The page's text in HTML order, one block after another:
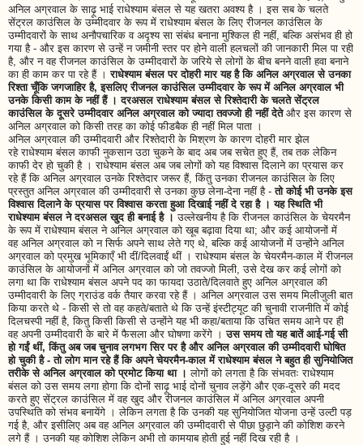
अनिल अग्रवाल के साढ़ू भाई राधेश्याम बंसल से यह खतरा अवश्य है । इस सब के चलते
सेंट्रल काउंसिल के उम्मीदवार के रूप में राधेश्याम बंसल के लिए रीजनल काउंसिल के
उम्मीदवारों के साथ अनौपचारिक व अदृश्य सा संबंध बनाना मुश्किल ही नहीं, बल्कि असंभव ही हो
गया है - और इस कारण से उन्हें न जमीनी स्तर पर होने वाली हलचलों की जानकारी मिल पा रही
है, और न वह रीजनल काउंसिल के उम्मीदवारों के जरिये से लोगों के बीच बनने वाली हवा बनाने
का ही काम कर पा रहे हैं ।राधेश्याम बंसल पर दोहरी मार यह है कि अनिल अग्रवाल से उनका
रिश्ता चूँकि जगजाहिर है, इसलिए रीजनल काउंसिल उम्मीदवार के रूप में अनिल अग्रवाल भी
उनके किसी काम के नहीं हैं । दरअसल राधेश्याम बंसल से रिश्तेदारी के चलते सेंट्रल
काउंसिल के दूसरे उम्मीदवार अनिल अग्रवाल को ज्यादा तवज्जो ही नहीं देतेऔर इस कारण से
अनिल अग्रवाल को किसी तरह का कोई फीडबैक ही नहीं मिल पाता ।
अनिल अग्रवाल की उम्मीदवारी और रिश्तेदारी के मिश्रण के कारण दोहरी मार झेल
रहे राधेश्याम बंसल काफी नुकसान उठा चुकने के बाद अब जब सचेत हुए हैं, तब तक लेकिन
काफी देर हो चुकी है । राधेश्याम बंसल अब जब लोगों को यह विश्वास दिलाने का प्रयास कर
रहे हैं कि अनिल अग्रवाल उनके रिश्तेदार जरूर हैं, किंतु उनका रीजनल काउंसिल के लिए
प्रस्तुत अनिल अग्रवाल की उम्मीदवारी से उनका कुछ लेना-देना नहीं है -तो कोई भी उनके इस
विश्वास दिलाने के प्रयास पर विश्वास करता हुआ दिखाई नहीं दे रहा है । यह स्थिति भी
राधेश्याम बंसल ने दरअसल खुद ही बनाई है । उल्लेखनीय है कि रीजनल काउंसिल के चेयरमैन
के रूप में राधेश्याम बंसल ने अनिल अग्रवाल को खूब बढ़ावा दिया था; और कई आयोजनों में
वह अनिल अग्रवाल को न सिर्फ अपने साथ लेते गए थे, बल्कि कई आयोजनों में उन्होंने अनिल
अग्रवाल को प्रमुख भूमिकाएँ भी दीं/दिलवाईं थीं । राधेश्याम बंसल के चेयरमैन-काल में रीजनल
काउंसिल के आयोजनों में अनिल अग्रवाल को जो तवज्जो मिली, उसे देख कर कई लोगों को
लगा था कि राधेश्याम बंसल अपने पद का फायदा उठाते/दिलवाते हुए अनिल अग्रवाल की
उम्मीदवारी के लिए ग्राउंड वर्क तैयार करवा रहे हैं । अनिल अग्रवाल उस समय मिलीजुली बात
किया करते थे - किसी से तो वह कहते/बताते थे कि उन्हें इंस्टीट्यूट की चुनावी राजनीति में कोई
दिलचस्पी नहीं है, कितु किसी किसी से उन्होंने यह भी कहा/बताया कि उचित समय आने पर ही
वह अपनी उम्मीदवारी के बारे में फैसला और घोषणा करेंगे ।उस समय तो यह बातें आई-गई सी
हो गईं थीं, किंतु अब जब चुनाव लगभग सिर पर है और अनिल अग्रवाल की उम्मीदवारी घोषित
हो चुकी है - तो लोग मान रहे हैं कि अपने चेयरमैन-काल में राधेश्याम बंसल ने बहुत ही सुनियोजित
तरीके से अनिल अग्रवाल को प्रमोट किया था । लोगों को लगता है कि संभवतः राधेश्याम
बंसल को उस समय लगा होगा कि दोनों साढ़ू भाई दोनों चुनाव लड़ेंगे और एक-दूसरे की मदद
करते हुए सेंट्रल काउंसिल में वह खुद और रीजनल काउंसिल में अनिल अग्रवाल अपनी
उपस्थिति को संभव बनायेंगे । लेकिन लगता है कि उनकी यह सुनियोजित योजना उन्हें उल्टी पड़
गई है, और इसीलिए अब वह अनिल अग्रवाल की उम्मीदवारी से पीछा छुड़ाने की कोशिश करने
लगे हैं । उनकी यह कोशिश लेकिन अभी तो कामयाब होती हुई नहीं दिख रही है ।